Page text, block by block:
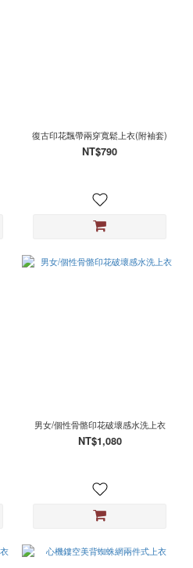
復古印花飄帶兩穿寬鬆上衣(附袖套)
NT$790
男女/個性骨骼印花破壞感水洗上衣
NT$1,080